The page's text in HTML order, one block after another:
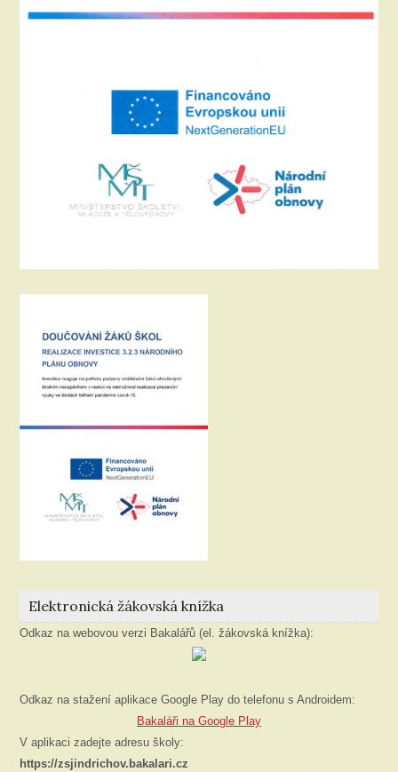
Elektronická žákovská knížka
Odkaz na webovou verzi Bakalářů (el. žákovská knížka):
Odkaz na stažení aplikace Google Play do telefonu s Androidem:
Bakaláři na Google Play
V aplikaci zadejte adresu školy:
https://zsjindrichov.bakalari.cz